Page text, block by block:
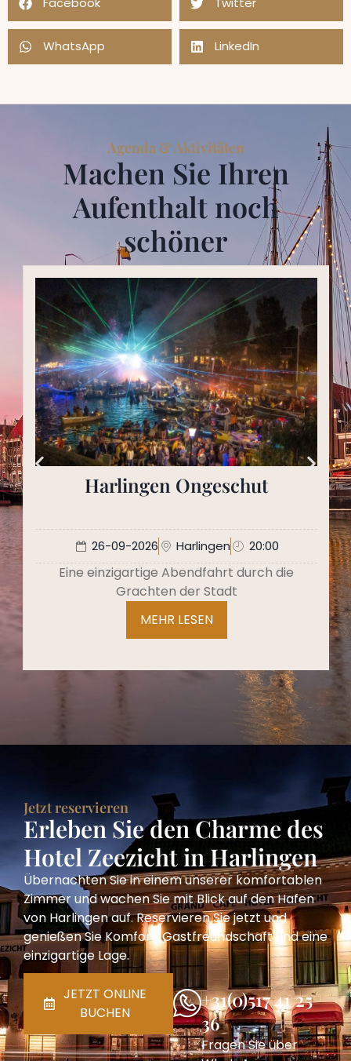
WhatsApp LinkedIn
Agenda & Aktivitäten
Machen Sie Ihren
Aufenthalt noch
schöner
Harlingen Ongeschut
26-09-2026 Harlingen 20:00
Eine einzigartige Abendfahrt durch die
Grachten der Stadt
MEHR LESEN
Jetzt reservieren
Erleben Sie den Charme des
Hotel Zeezicht in Harlingen
Übernachten Sie in einem unserer komfortablen
Zimmer und wachen Sie mit Blick auf den Hafen
von Harlingen auf. Reservieren Sie jetzt und
genießen Sie Komfort, Gastfreundschaft und eine
einzigartige Lage.
JETZT ONLINE
BUCHEN
+31(0)517 41 25
36
Fragen Sie über